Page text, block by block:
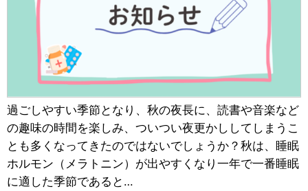
過ごしやすい季節となり、秋の夜長に、読書や音楽など
の趣味の時間を楽しみ、ついつい夜更かししてしまうこ
とも多くなってきたのではないでしょうか？秋は、睡眠
ホルモン（メラトニン）が出やすくなり一年で一番睡眠
に適した季節であると…